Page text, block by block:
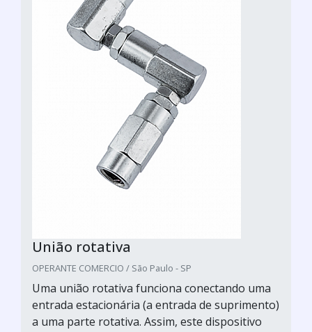
União rotativa
OPERANTE COMERCIO / São Paulo - SP
Uma união rotativa funciona conectando uma
entrada estacionária (a entrada de suprimento)
a uma parte rotativa. Assim, este dispositivo